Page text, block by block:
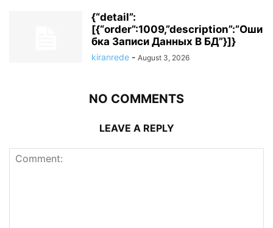
{“detail”:
[{“order”:1009,”description”:”Оши
бка Записи Данных В БД”}]}
kiranrede - August 3, 2026
NO COMMENTS
LEAVE A REPLY